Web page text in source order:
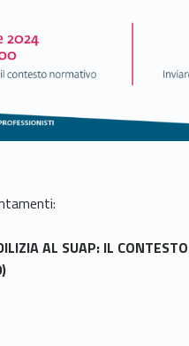
AL SUAP: IL